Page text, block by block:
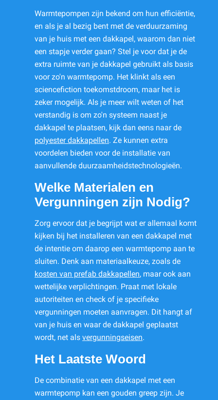
Warmtepompen zijn bekend om hun efficiëntie,
en als je al bezig bent met de verduurzaming
van je huis met een dakkapel, waarom dan niet
een stapje verder gaan? Stel je voor dat je de
extra ruimte van je dakkapel gebruikt als basis
voor zo'n warmtepomp. Het klinkt als een
sciencefiction toekomstdroom, maar het is
zeker mogelijk. Als je meer wilt weten of het
verstandig is om zo'n systeem naast je
dakkapel te plaatsen, kijk dan eens naar de
polyester dakkapellen. Ze kunnen extra
voordelen bieden voor de installatie van
aanvullende duurzaamheidstechnologieën.
Welke Materialen en
Vergunningen zijn Nodig?
Zorg ervoor dat je begrijpt wat er allemaal komt
kijken bij het installeren van een dakkapel met
de intentie om daarop een warmtepomp aan te
sluiten. Denk aan materiaalkeuze, zoals de
kosten van prefab dakkapellen, maar ook aan
wettelijke verplichtingen. Praat met lokale
autoriteiten en check of je specifieke
vergunningen moeten aanvragen. Dit hangt af
van je huis en waar de dakkapel geplaatst
wordt, net als vergunningseisen.
Het Laatste Woord
De combinatie van een dakkapel met een
warmtepomp kan een gouden greep zijn. Je